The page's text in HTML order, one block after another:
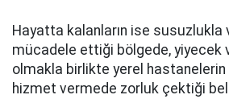
Hayatta kalanların ise susuzlukla
mücadele ettiği bölgede, yiyecek
olmakla birlikte yerel hastanelerin
hizmet vermede zorluk çektiği